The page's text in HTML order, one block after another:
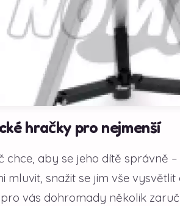
hračky pro nejmenší
chce, aby se jeho dítě správně
mluvit, snažit se jim vše
vás dohromady několik